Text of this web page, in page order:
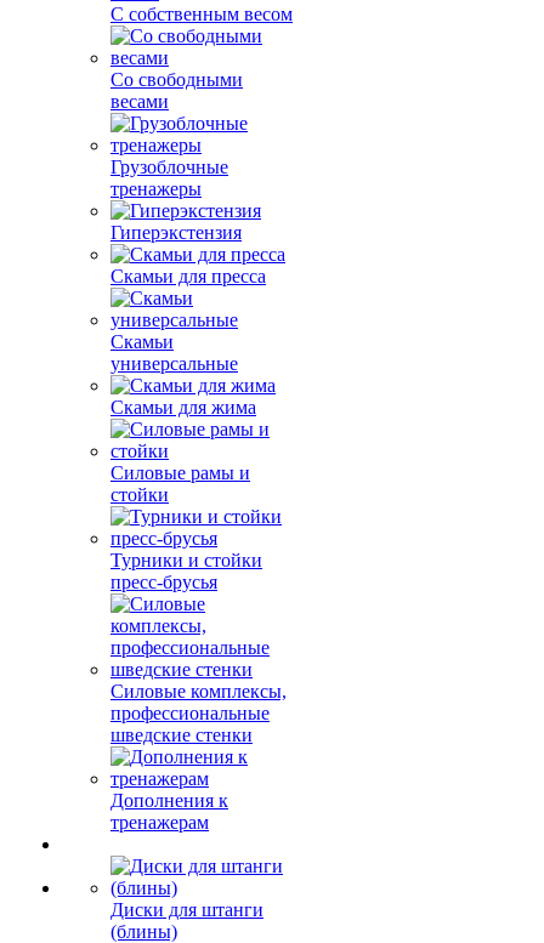
С собственным весом
Со свободными
весами
Грузоблочные
тренажеры
Гиперэкстензия
Скамьи для пресса
Скамьи
универсальные
Скамьи для жима
Силовые рамы и
стойки
Турники и стойки
пресс-брусья
Силовые комплексы,
профессиональные
шведские стенки
Дополнения к
тренажерам
Диски для штанги
(блины)